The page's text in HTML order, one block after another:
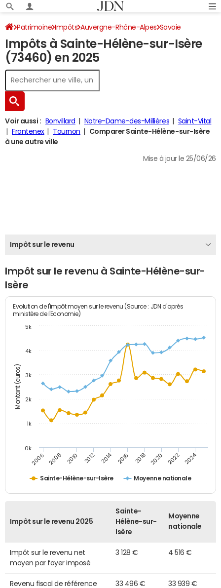
Patrimoine Impôts Auvergne-Rhône-Alpes Savoie
Sainte-Hélène-sur-Isère Impôt sur le revenu
Impôts à Sainte-Hélène-sur-Isère
(73460) en 2025
Voir aussi : Bonvillard Notre-Dame-des-Millières
Saint-Vital
Frontenex
Tournon
Comparer Sainte-Hélène-sur-Isère
à une autre ville
Mise à jour le 25/06/26
Impôt sur le revenu
Impôt sur le revenu à Sainte-Hélène-sur-
Isère
Montant (euros)
Evolution de l'impôt moyen sur le revenu (Source : JDN d'après
ministère de l'Economie)
Sainte-Hélène-sur-Isère Moyenne nationale
2006 2008 2010 2012 2014 2016 2018 2020 2022 2024
0k
1k
2k
3k
4k
5k
Impôt sur le revenu 2025
Sainte-
Hélène-sur-
Isère
Moyenne
nationale
Impôt sur le revenu net
moyen par foyer imposé
3 128 € 4 516 €
Revenu fiscal de référence
33 496 € 33 939 €